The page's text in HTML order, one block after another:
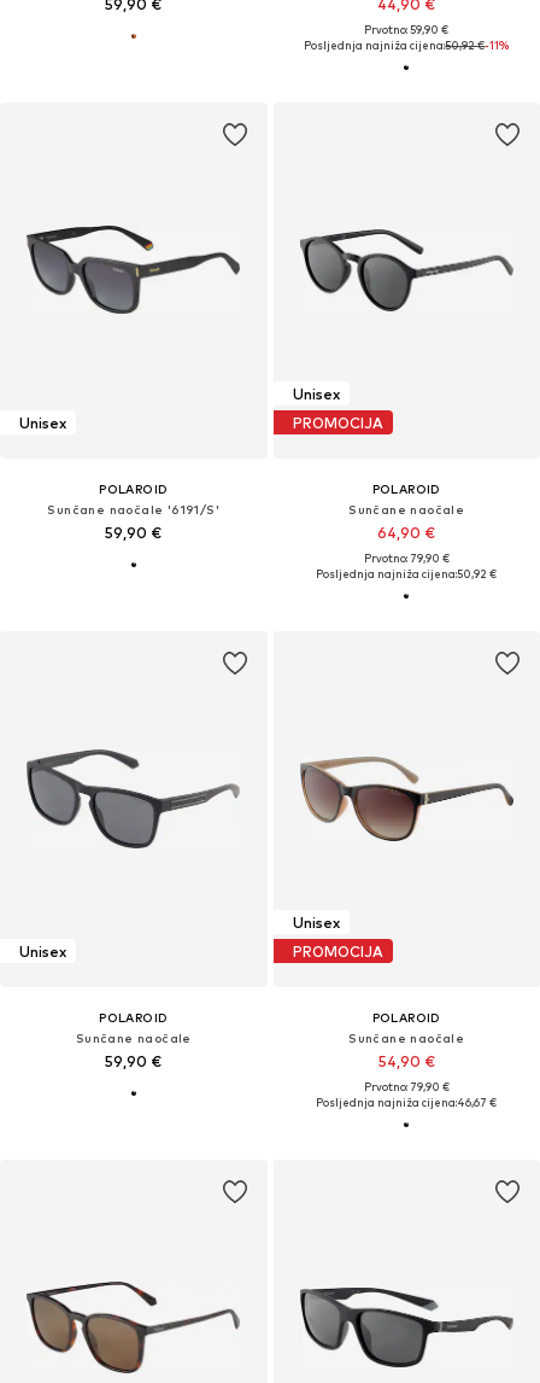
59,90 € 44,90 €
Prvotno: 59,90 €
Posljednja najniža cijena:50,92 €-11%
Unisex
POLAROID
Sunčane naočale '6191/S'
59,90 €
Unisex
PROMOCIJA
POLAROID
Sunčane naočale
64,90 €
Prvotno: 79,90 €
Posljednja najniža cijena:50,92 €
Unisex
POLAROID
Sunčane naočale
59,90 €
Unisex
PROMOCIJA
POLAROID
Sunčane naočale
54,90 €
Prvotno: 79,90 €
Posljednja najniža cijena:46,67 €